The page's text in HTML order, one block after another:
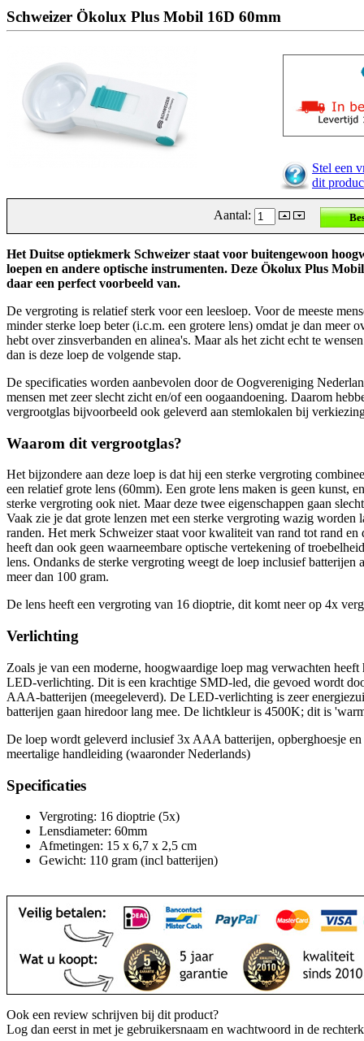
Schweizer Ökolux Plus Mobil 16D 60mm
Stel een
dit
Aantal:
Het Duitse optiekmerk Schweizer staat voor buitengewoon
loepen en andere optische instrumenten. Deze Ökolux Plus
daar een perfect voorbeeld van.
De vergroting is relatief sterk voor een leesloep. Voor de meeste
minder sterke loep beter (i.c.m. een grotere lens) omdat je dan meer
hebt over zinsverbanden en alinea's. Maar als het zicht echt te
dan is deze loep de volgende stap.
De specificaties worden aanbevolen door de Oogvereniging
mensen met zeer slecht zicht en/of een oogaandoening. Daarom
vergrootglas bijvoorbeeld ook geleverd aan stemlokalen bij
Waarom dit vergrootglas?
Het bijzondere aan deze loep is dat hij een sterke vergroting
een relatief grote lens (60mm). Een grote lens maken is geen kunst,
sterke vergroting ook niet. Maar deze twee eigenschappen gaan
Vaak zie je dat grote lenzen met een sterke vergroting wazig worden
randen. Het merk Schweizer staat voor kwaliteit van rand tot rand en
heeft dan ook geen waarneembare optische vertekening of
lens. Ondanks de sterke vergroting weegt de loep inclusief batterijen
meer dan 100 gram.
De lens heeft een vergroting van 16 dioptrie, dit komt neer op 4x
Verlichting
Zoals je van een moderne, hoogwaardige loep mag verwachten
LED-verlichting. Dit is een krachtige SMD-led, die gevoed wordt
AAA-batterijen (meegeleverd). De LED-verlichting is zeer
batterijen gaan hiredoor lang mee. De lichtkleur is 4500K; dit is
De loep wordt geleverd inclusief 3x AAA batterijen, opberghoesje en
meertalige handleiding (waaronder Nederlands)
Specificaties
Vergroting: 16 dioptrie (5x)
Lensdiameter: 60mm
Afmetingen: 15 x 6,7 x 2,5 cm
Gewicht: 110 gram (incl batterijen)
Ook een review schrijven bij dit product?
Log dan eerst in met je gebruikersnaam en wachtwoord in de